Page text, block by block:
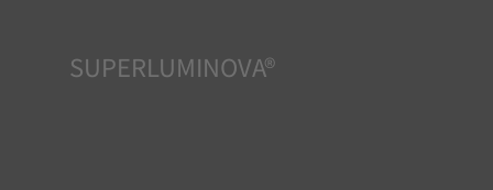
SUPERLUMINOVA®